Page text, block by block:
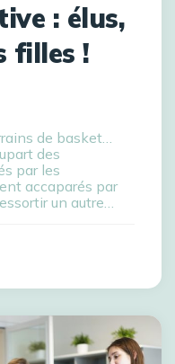
: élus,
filles !
de basket…
des
par les
accaparés par
un autre…